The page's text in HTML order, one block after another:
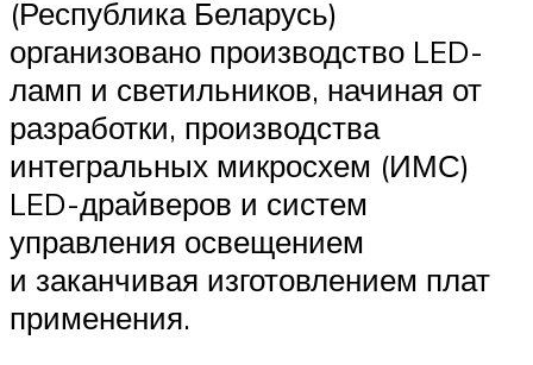
(Республика Беларусь)
организовано производство LED-
ламп и светильников, начиная от
разработки, производства
интегральных микросхем (ИМС)
LED-драйверов и систем
управления освещением
и заканчивая изготовлением плат
применения.